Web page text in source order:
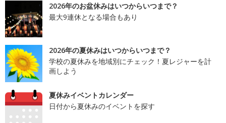
2026年のお盆休みはいつからいつまで？
最大9連休となる場合もあり
2026年の夏休みはいつからいつまで？
学校の夏休みを地域別にチェック！夏レジャーを計
画しよう
夏休みイベントカレンダー
日付から夏休みのイベントを探す